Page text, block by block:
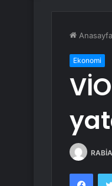
Anasayfa
Ekonomi